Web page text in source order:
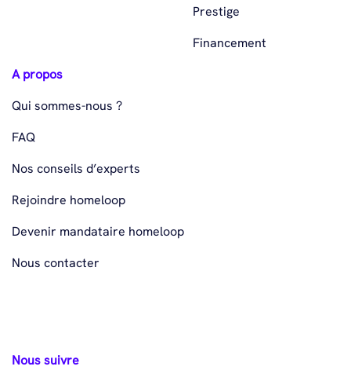
Prestige
Financement
A propos
Qui sommes-nous ?
FAQ
Nos conseils d’experts
Rejoindre homeloop
Devenir mandataire homeloop
Nous contacter
Nous suivre